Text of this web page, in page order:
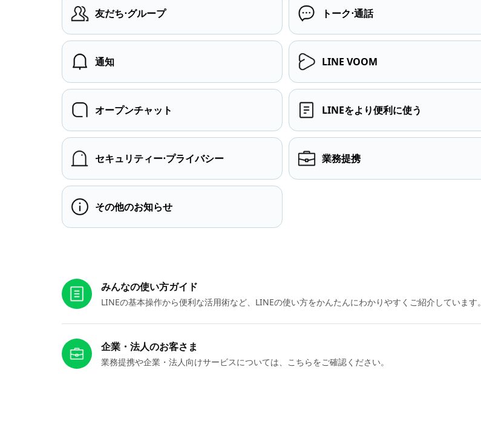
友だち⋅グループ トーク⋅通話
通知 LINE VOOM
オープンチャット LINEをより便利に使う
セキュリティー⋅プライバシー 業務提携
その他のお知らせ
みんなの使い方ガイド
LINEの基本操作から便利な活用術など、LINEの使い方をかんたんにわかりやすくご紹介しています。
企業・法人のお客さま
業務提携や企業・法人向けサービスについては、こちらをご確認ください。